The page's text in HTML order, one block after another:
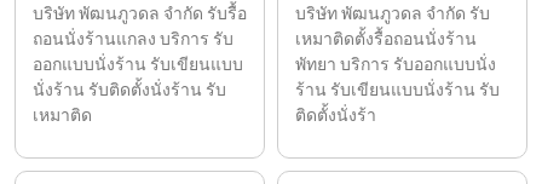
บริษัท พัฒนภูวดล จำกัด รับรื้อ
ถอนนั่งร้านแกลง บริการ รับ
ออกแบบนั่งร้าน รับเขียนแบบ
นั่งร้าน รับติดตั้งนั่งร้าน รับ
เหมาติด
บริษัท พัฒนภูวดล จำกัด รับ
เหมาติดตั้งรื้อถอนนั่งร้าน
พัทยา บริการ รับออกแบบนั่ง
ร้าน รับเขียนแบบนั่งร้าน รับ
ติดตั้งนั่งร้า